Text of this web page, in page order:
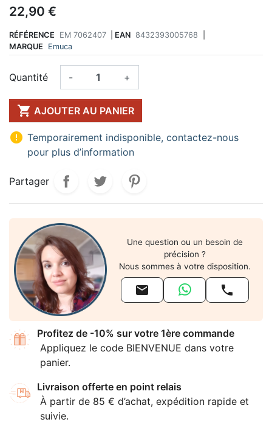
22,90 €
RÉFÉRENCE EM 7062407 EAN 8432393005768
MARQUE
Emuca
Quantité - +
 AJOUTER AU PANIER
 Temporairement indisponible, contactez-nous
pour plus d’information
Partager
Une question ou un besoin de
précision ?
Nous sommes à votre disposition.
 
Profitez de -10% sur votre 1ère commande
Appliquez le code BIENVENUE dans votre
panier.
Livraison offerte en point relais
À partir de 85 € d’achat, expédition rapide et
suivie.